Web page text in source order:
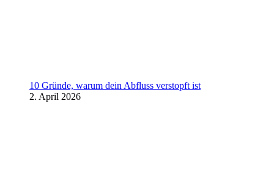
10 Gründe, warum dein Abfluss verstopft ist
2. April 2026